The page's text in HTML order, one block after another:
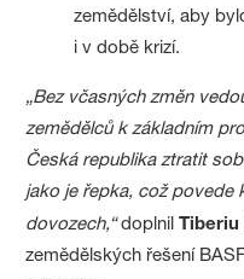
zemědělství, aby
i v době krizí.
„Bez včasných změn
zemědělců k základním
Česká republika ztratit
jako je řepka, což povede
dovozech,“doplnilTiberiu
zemědělských řešení